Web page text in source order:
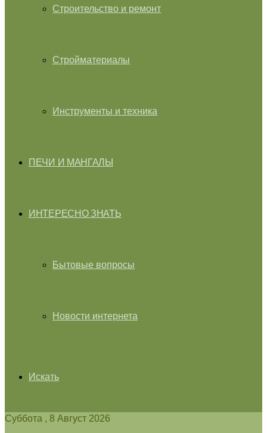
Строительство и ремонт
Стройматериалы
Инструменты и техника
ПЕЧИ И МАНГАЛЫ
ИНТЕРЕСНО ЗНАТЬ
Бытовые вопросы
Новости интернета
Искать
Суббота , 8 Август 2026